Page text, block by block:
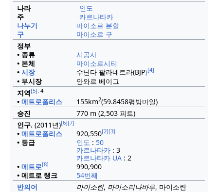
나라
인도
주
카르나타카
나누기
마이소르 분할
구
마이소르 구
정부
• 종류
시공사
• 본체
마이소르시티
• 시장 수난다 팔라네트라(BJP)[4]
• 부시장
안와르 베이그
지역[5]: 4
• 메트로폴리스 155km2(59.8458평방마일)
승진
770 m (2,503 피트)
인구. (2011년)[6][7]
• 메트로폴리스 920,550[2][3]
• 등급 인도 : 50
카르나타카: 3
카르나타카 UA: 2
• 메트로[8]
990,900
• 메트로 랭크
54번째
반의어
마이소란, 마이소리나바루, 마이소란